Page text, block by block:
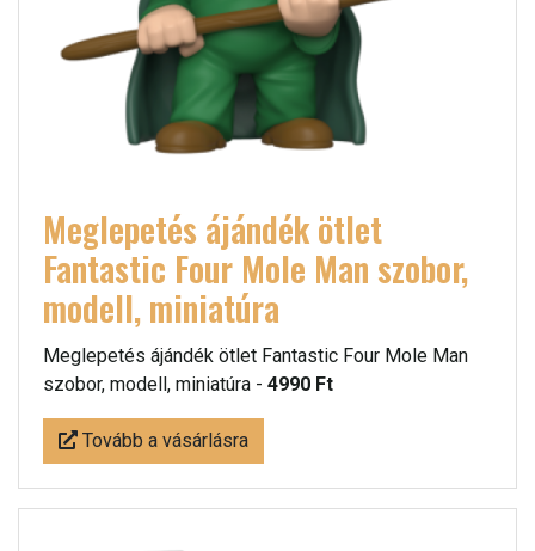
Meglepetés ájándék ötlet
Fantastic Four Mole Man szobor,
modell, miniatúra
Meglepetés ájándék ötlet Fantastic Four Mole Man
szobor, modell, miniatúra - 4990 Ft
Tovább a vásárlásra